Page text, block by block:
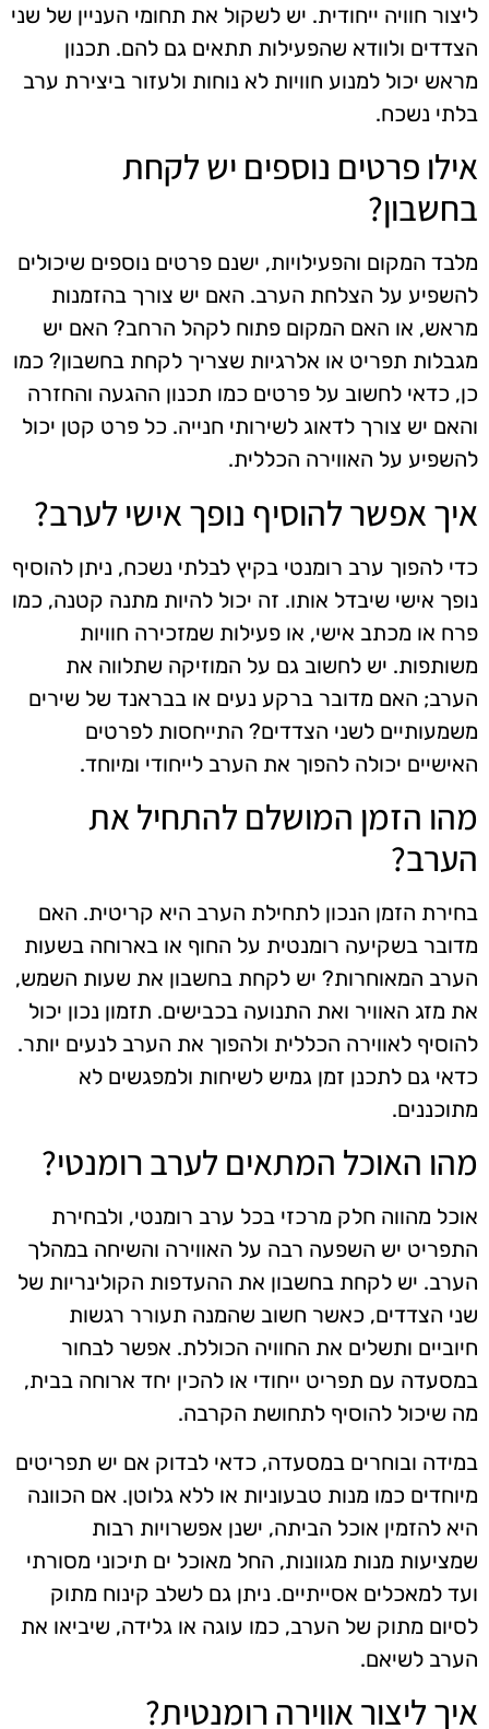
ליצור חוויה ייחודית. יש לשקול את תחומי העניין של שני
הצדדים ולוודא שהפעילות תתאים גם להם. תכנון
מראש יכול למנוע חוויות לא נוחות ולעזור ביצירת ערב
בלתי נשכח.
אילו פרטים נוספים יש לקחת
בחשבון?
מלבד המקום והפעילויות, ישנם פרטים נוספים שיכולים
להשפיע על הצלחת הערב. האם יש צורך בהזמנות
מראש, או האם המקום פתוח לקהל הרחב? האם יש
מגבלות תפריט או אלרגיות שצריך לקחת בחשבון? כמו
כן, כדאי לחשוב על פרטים כמו תכנון ההגעה והחזרה
והאם יש צורך לדאוג לשירותי חנייה. כל פרט קטן יכול
להשפיע על האווירה הכללית.
איך אפשר להוסיף נופך אישי לערב?
כדי להפוך ערב רומנטי בקיץ לבלתי נשכח, ניתן להוסיף
נופך אישי שיבדל אותו. זה יכול להיות מתנה קטנה, כמו
פרח או מכתב אישי, או פעילות שמזכירה חוויות
משותפות. יש לחשוב גם על המוזיקה שתלווה את
הערב; האם מדובר ברקע נעים או בבראנד של שירים
משמעותיים לשני הצדדים? התייחסות לפרטים
האישיים יכולה להפוך את הערב לייחודי ומיוחד.
מהו הזמן המושלם להתחיל את
הערב?
בחירת הזמן הנכון לתחילת הערב היא קריטית. האם
מדובר בשקיעה רומנטית על החוף או בארוחה בשעות
הערב המאוחרות? יש לקחת בחשבון את שעות השמש,
את מזג האוויר ואת התנועה בכבישים. תזמון נכון יכול
להוסיף לאווירה הכללית ולהפוך את הערב לנעים יותר.
כדאי גם לתכנן זמן גמיש לשיחות ולמפגשים לא
מתוכננים.
מהו האוכל המתאים לערב רומנטי?
אוכל מהווה חלק מרכזי בכל ערב רומנטי, ולבחירת
התפריט יש השפעה רבה על האווירה והשיחה במהלך
הערב. יש לקחת בחשבון את ההעדפות הקולינריות של
שני הצדדים, כאשר חשוב שהמנה תעורר רגשות
חיוביים ותשלים את החוויה הכוללת. אפשר לבחור
במסעדה עם תפריט ייחודי או להכין יחד ארוחה בבית,
מה שיכול להוסיף לתחושת הקרבה.
במידה ובוחרים במסעדה, כדאי לבדוק אם יש תפריטים
מיוחדים כמו מנות טבעוניות או ללא גלוטן. אם הכוונה
היא להזמין אוכל הביתה, ישנן אפשרויות רבות
שמציעות מנות מגוונות, החל מאוכל ים תיכוני מסורתי
ועד למאכלים אסייתיים. ניתן גם לשלב קינוח מתוק
לסיום מתוק של הערב, כמו עוגה או גלידה, שיביאו את
הערב לשיאם.
איך ליצור אווירה רומנטית?